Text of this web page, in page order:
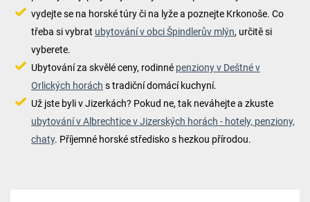
vydejte se na horské túry či na lyže a poznejte Krkonoše. Co
třeba si vybrat ubytování v obci Špindlerův mlýn, určitě si
vyberete.
Ubytování za skvělé ceny, rodinné penziony v Deštné v
Orlických horách s tradiční domácí kuchyní.
Už jste byli v Jizerkách? Pokud ne, tak neváhejte a zkuste
ubytování v Albrechtice v Jizerských horách - hotely, penziony,
chaty. Příjemné horské středisko s hezkou přírodou.